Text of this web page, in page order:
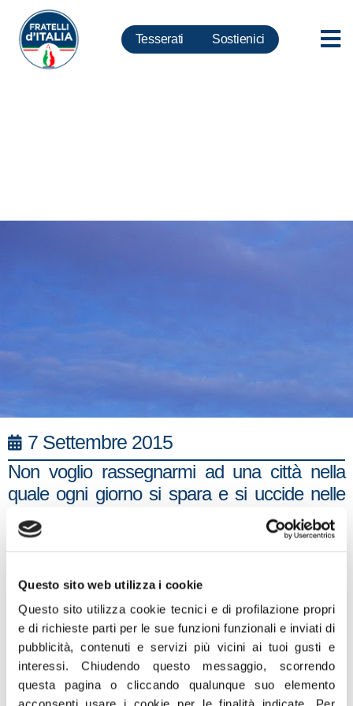
Questo sito web utilizza i cookie
Questo sito utilizza cookie tecnici e di profilazione propri
e di richieste parti per le sue funzioni funzionali e inviati di
pubblicità, contenuti e servizi più vicini ai tuoi gusti e
interessi.Chiudendo questo messaggio, scorrendo
questa pagina o cliccando qualunque suo elemento
Tesserati Sostienici
7 Settembre 2015
Non voglio rassegnarmi ad una città nella
quale ogni giorno si spara e si uccide nelle
strade e nelle piazze. Muoiono innocenti e
colpevoli in una indifferenza che atterrisce.
colpiscano e prevengano il crimine. Leggi
che proteggano i cittadini onesti e che
reprimano in modo feroce chi rappresenta il
male”, è quanto scrive sulla sua pagina
facebook il Deputato di Fratelli d’Italia – An e
membro della Commissione Parlamentare